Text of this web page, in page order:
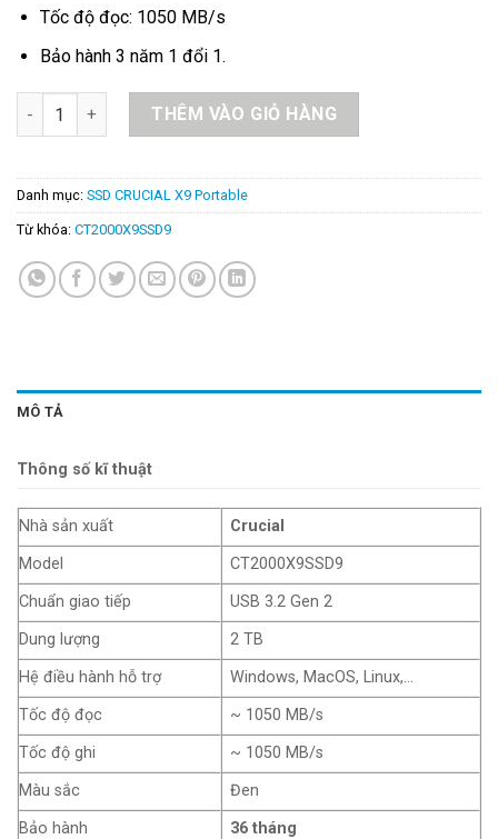
Tốc độ đọc: 1050 MB/s
Bảo hành 3 năm 1 đổi 1.
Ổ Cứng Di Động SSD Crucial X9 2TB Gen 2 – CT2000X9SSD9
THÊM VÀO GIỎ HÀNG
Danh mục: SSD CRUCIAL X9 Portable
Từ khóa: CT2000X9SSD9
MÔ TẢ
Thông số kĩ thuật
Nhà sản xuất
Crucial
Model
CT2000X9SSD9
Chuẩn giao tiếp
USB 3.2 Gen 2
Dung lượng
2 TB
Hệ điều hành hỗ trợ
Windows, MacOS, Linux,…
Tốc độ đọc
~ 1050 MB/s
Tốc độ ghi
~ 1050 MB/s
Màu sắc
Đen
Bảo hành
36 tháng